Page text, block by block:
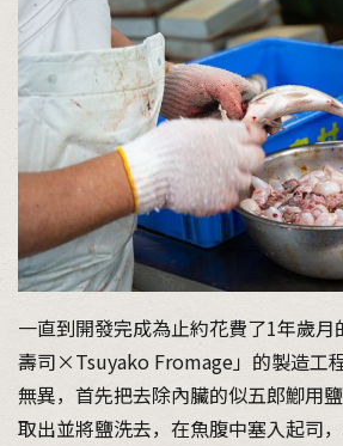
一直到開發完成為止約花費了1年歲
壽司×Tsuyako Fromage」的製造工
無異，首先把去除內臟的似五郎鯽用
取出並將鹽洗去，在魚腹中塞入起司